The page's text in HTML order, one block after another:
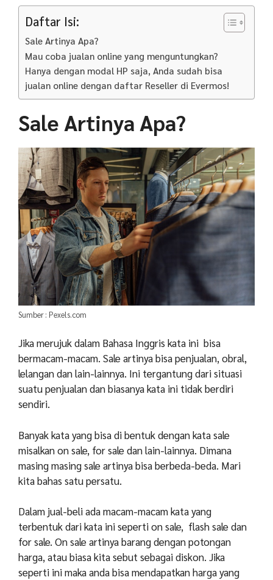
Daftar Isi:
Sale Artinya Apa?
Mau coba jualan online yang menguntungkan?
Hanya dengan modal HP saja, Anda sudah bisa
jualan online dengan daftar Reseller di Evermos!
Sale Artinya Apa?
Sumber : Pexels.com
Jika merujuk dalam Bahasa Inggris kata ini bisa
bermacam-macam. Sale artinya bisa penjualan, obral,
lelangan dan lain-lainnya. Ini tergantung dari situasi
suatu penjualan dan biasanya kata ini tidak berdiri
sendiri.
Banyak kata yang bisa di bentuk dengan kata sale
misalkan on sale, for sale dan lain-lainnya. Dimana
masing masing sale artinya bisa berbeda-beda. Mari
kita bahas satu persatu.
Dalam jual-beli ada macam-macam kata yang
terbentuk dari kata ini seperti on sale, flash sale dan
for sale. On sale artinya barang dengan potongan
harga, atau biasa kita sebut sebagai diskon. Jika
seperti ini maka anda bisa mendapatkan harga yang